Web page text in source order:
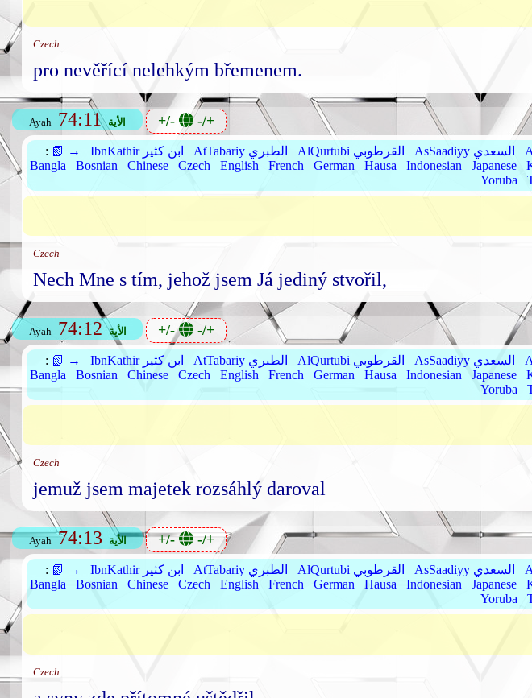
Czech
pro nevěřící nelehkým břemenem.
Ayah 74:11 الأية +/- -/+
: 📗 → IbnKathir ابن كثير AtTabariy الطبري AlQurtubi القرطوبي AsSaadiyy السعدي
Bangla
Bosnian Chinese Czech English French German Hausa Indonesian Japanese
Yoruba
Czech
Nech Mne s tím, jehož jsem Já jediný stvořil,
Ayah 74:12 الأية +/- -/+
: 📗 → IbnKathir ابن كثير AtTabariy الطبري AlQurtubi القرطوبي AsSaadiyy السعدي
Bangla
Bosnian Chinese Czech English French German Hausa Indonesian Japanese
Yoruba
Czech
jemuž jsem majetek rozsáhlý daroval
Ayah 74:13 الأية +/- -/+
: 📗 → IbnKathir ابن كثير AtTabariy الطبري AlQurtubi القرطوبي AsSaadiyy السعدي
Bangla
Bosnian Chinese Czech English French German Hausa Indonesian Japanese
Yoruba
Czech